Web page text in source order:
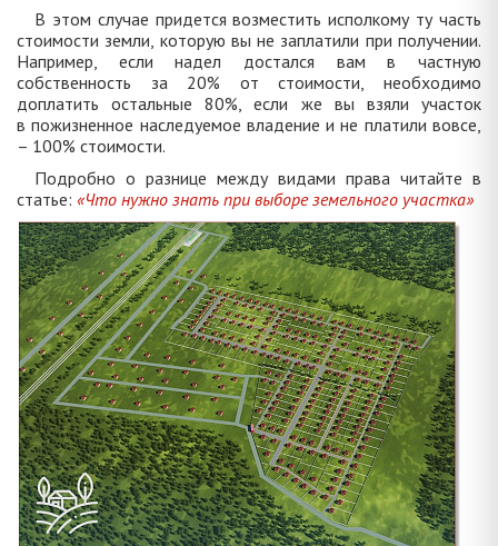
В этом случае придется возместить исполкому ту часть
стоимости земли, которую вы не заплатили при получении.
Например, если надел достался вам в частную
собственность за 20% от стоимости, необходимо
доплатить остальные 80%, если же вы взяли участок
в пожизненное наследуемое владение и не платили вовсе,
– 100% стоимости.
Подробно о разнице между видами права читайте в
статье: «Что нужно знать при выборе земельного участка»